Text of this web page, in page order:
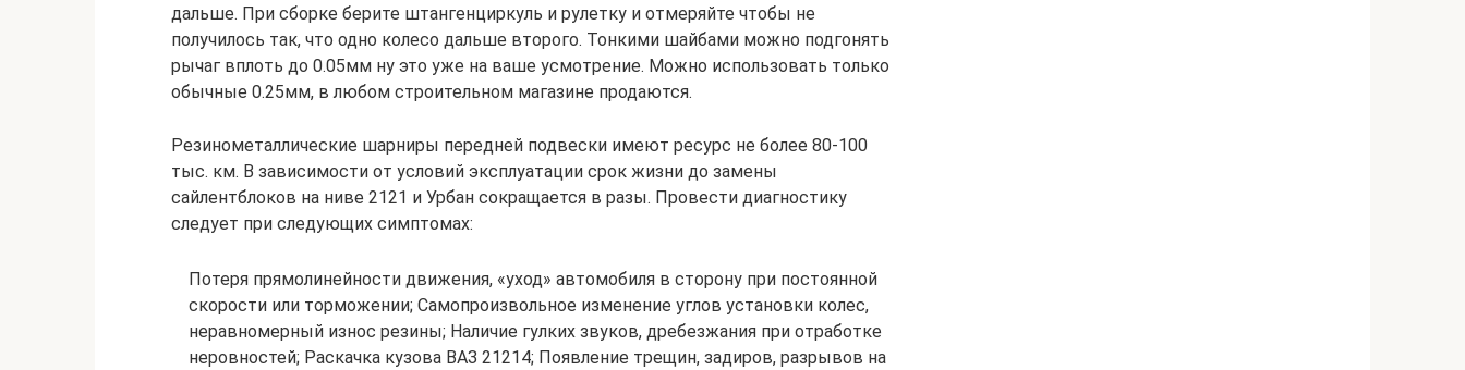
дальше. При сборке берите штангенциркуль и рулетку и отмеряйте чтобы не
получилось так, что одно колесо дальше второго. Тонкими шайбами можно подгонять
рычаг вплоть до 0.05мм ну это уже на ваше усмотрение. Можно использовать только
обычные 0.25мм, в любом строительном магазине продаются.
Резинометаллические шарниры передней подвески имеют ресурс не более 80-100
тыс. км. В зависимости от условий эксплуатации срок жизни до замены
сайлентблоков на ниве 2121 и Урбан сокращается в разы. Провести диагностику
следует при следующих симптомах:
Потеря прямолинейности движения, «уход» автомобиля в сторону при постоянной
скорости или торможении; Самопроизвольное изменение углов установки колес,
неравномерный износ резины; Наличие гулких звуков, дребезжания при отработке
неровностей; Раскачка кузова ВАЗ 21214; Появление трещин, задиров, разрывов на